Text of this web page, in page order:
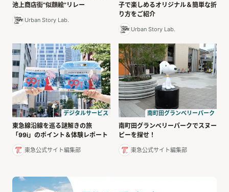
池上商店街“似顔絵”リレー
Urban Story Lab.
子で楽しめるオリジナル＆簡単な折
り方をご紹介
Urban Story Lab.
デジタルサービス
東急線沿線を巡る謎解きの旅
「99i」のポイント＆体験レポート
東急公式サイト編集部
南町田グランベリーパーク
南町田グランベリーパークでスヌー
ピーを探せ！
東急公式サイト編集部